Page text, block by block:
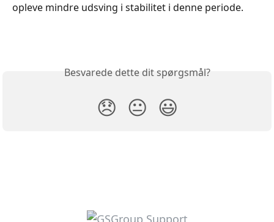
opleve mindre udsving i stabilitet i denne periode.
Besvarede dette dit spørgsmål?
😞 😐 😃